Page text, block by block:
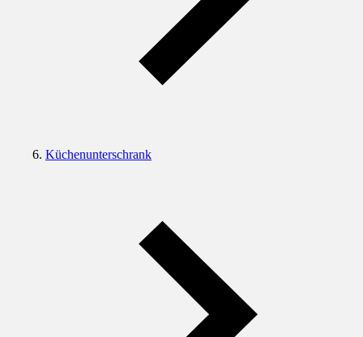
Küchenunterschrank